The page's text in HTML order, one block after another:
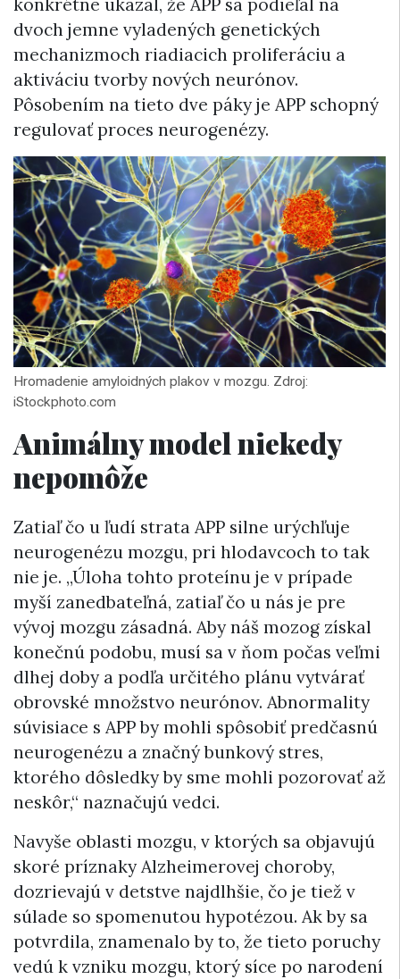
konkrétne ukázal, že APP sa podieľal na
dvoch jemne vyladených genetických
mechanizmoch riadiacich proliferáciu a
aktiváciu tvorby nových neurónov.
Pôsobením na tieto dve páky je APP schopný
regulovať proces neurogenézy.
Hromadenie amyloidných plakov v mozgu. Zdroj:
iStockphoto.com
Animálny model niekedy
nepomôže
Zatiaľ čo u ľudí strata APP silne urýchľuje
neurogenézu mozgu, pri hlodavcoch to tak
nie je. „Úloha tohto proteínu je v prípade
myší zanedbateľná, zatiaľ čo u nás je pre
vývoj mozgu zásadná. Aby náš mozog získal
konečnú podobu, musí sa v ňom počas veľmi
dlhej doby a podľa určitého plánu vytvárať
obrovské množstvo neurónov. Abnormality
súvisiace s APP by mohli spôsobiť predčasnú
neurogenézu a značný bunkový stres,
ktorého dôsledky by sme mohli pozorovať až
neskôr,“ naznačujú vedci.
Navyše oblasti mozgu, v ktorých sa objavujú
skoré príznaky Alzheimerovej choroby,
dozrievajú v detstve najdlhšie, čo je tiež v
súlade so spomenutou hypotézou. Ak by sa
potvrdila, znamenalo by to, že tieto poruchy
vedú k vzniku mozgu, ktorý síce po narodení